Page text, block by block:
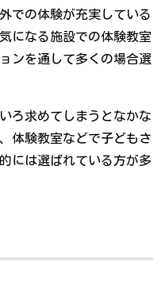
での体験が充実している
になる施設での体験教室
ンを通して多くの場合選
ろ求めてしまうとなかな
体験教室などで子どもさ
には選ばれている方が多